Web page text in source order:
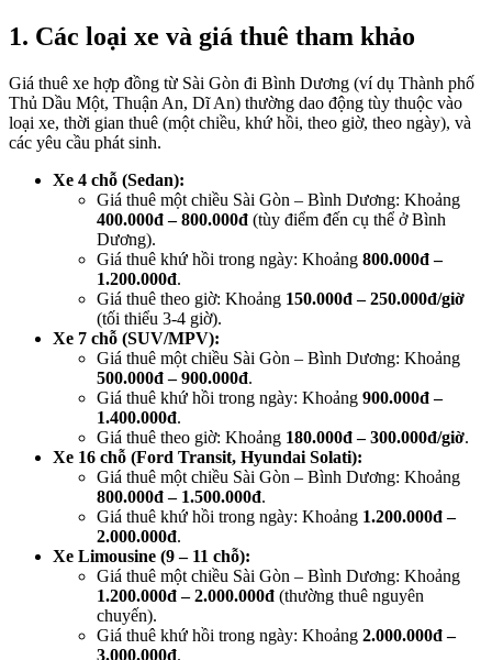
1. Các loại xe và giá thuê tham khảo
Giá thuê xe hợp đồng từ Sài Gòn đi Bình Dương (ví dụ Thành phố
Thủ Dầu Một, Thuận An, Dĩ An) thường dao động tùy thuộc vào
loại xe, thời gian thuê (một chiều, khứ hồi, theo giờ, theo ngày), và
các yêu cầu phát sinh.
Xe 4 chỗ (Sedan):
Giá thuê một chiều Sài Gòn – Bình Dương: Khoảng
400.000đ – 800.000đ (tùy điểm đến cụ thể ở Bình
Dương).
Giá thuê khứ hồi trong ngày: Khoảng 800.000đ –
1.200.000đ.
Giá thuê theo giờ: Khoảng 150.000đ – 250.000đ/giờ
(tối thiểu 3-4 giờ).
Xe 7 chỗ (SUV/MPV):
Giá thuê một chiều Sài Gòn – Bình Dương: Khoảng
500.000đ – 900.000đ.
Giá thuê khứ hồi trong ngày: Khoảng 900.000đ –
1.400.000đ.
Giá thuê theo giờ: Khoảng 180.000đ – 300.000đ/giờ.
Xe 16 chỗ (Ford Transit, Hyundai Solati):
Giá thuê một chiều Sài Gòn – Bình Dương: Khoảng
800.000đ – 1.500.000đ.
Giá thuê khứ hồi trong ngày: Khoảng 1.200.000đ –
2.000.000đ.
Xe Limousine (9 – 11 chỗ):
Giá thuê một chiều Sài Gòn – Bình Dương: Khoảng
1.200.000đ – 2.000.000đ (thường thuê nguyên
chuyến).
Giá thuê khứ hồi trong ngày: Khoảng 2.000.000đ –
3.000.000đ.